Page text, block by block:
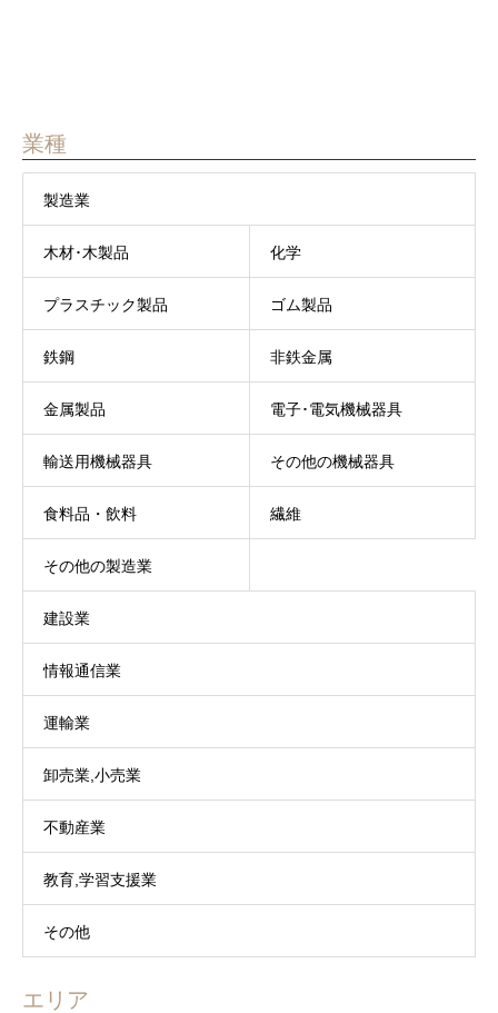
業種
製造業
木材･木製品 化学
プラスチック製品 ゴム製品
鉄鋼 非鉄金属
金属製品 電子･電気機械器具
輸送用機械器具 その他の機械器具
食料品・飲料 繊維
その他の製造業
建設業
情報通信業
運輸業
卸売業,小売業
不動産業
教育,学習支援業
その他
エリア